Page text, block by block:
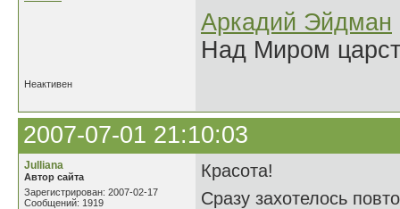
Аркадий Эйдман
Над Миром
Неактивен
2007-07-01 21:10:03
Julliana
Автор сайта
Зарегистрирован: 2007-02-17
Сообщений: 1919
Красота!
Сразу захотелось